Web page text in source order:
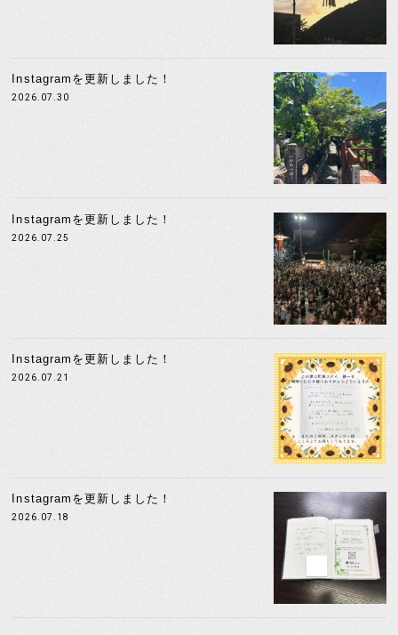
Instagramを更新しました！
2026.07.30
Instagramを更新しました！
2026.07.25
Instagramを更新しました！
2026.07.21
Instagramを更新しました！
2026.07.18